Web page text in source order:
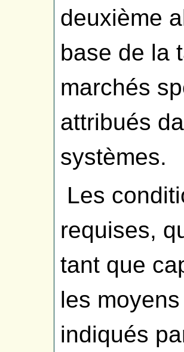
deuxième
base de la
marchés
attribués
systèmes.
Les
requises,
tant que
les
indiqués